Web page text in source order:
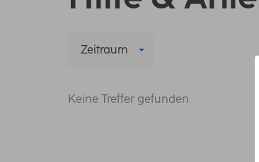
Zeitraum
Keine Treffer gefunden